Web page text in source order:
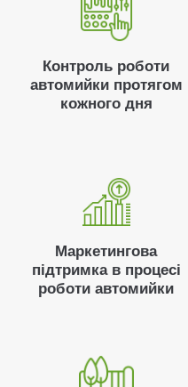
Контроль роботи
автомийки протягом
кожного дня
Маркетингова
підтримка в процесі
роботи автомийки